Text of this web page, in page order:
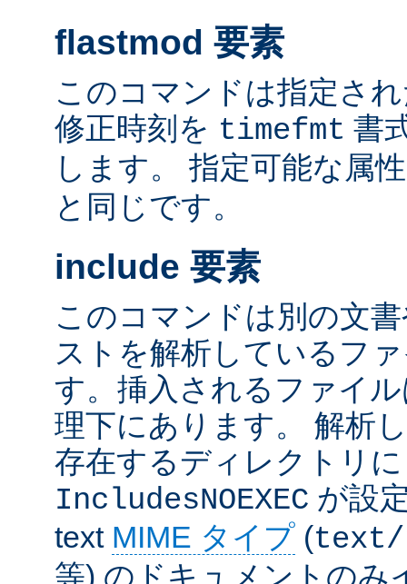
flastmod 要素
このコマンドは指定さ
修正時刻を timefmt 書
します。 指定可能な属
と同じです。
include 要素
このコマンドは別の文
ストを解析しているフ
す。挿入されるファイ
理下にあります。 解析
存在するディレクトリ
IncludesNOEXEC が設
text MIME タイプ (
等) のドキュメントのみ